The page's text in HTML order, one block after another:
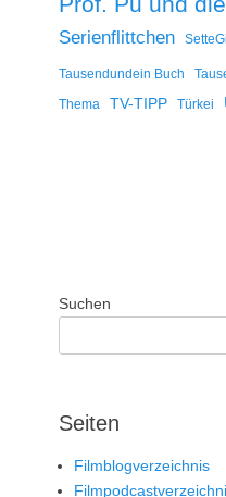
Serienflittchen
Tausendundein Buch
Thema TV-TIPP Türkei
Suchen
Seiten
Filmblogverzeichnis